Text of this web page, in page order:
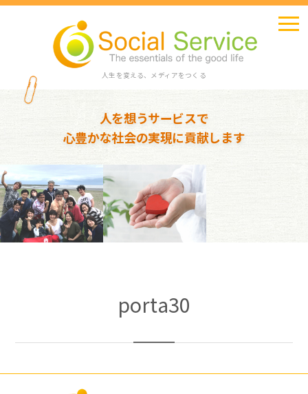
人生を変える、メディアをつくる
人を想うサービスで
心豊かな社会の実現に貢献します
porta30